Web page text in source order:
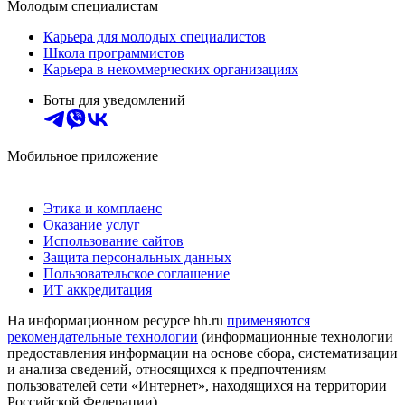
Молодым специалистам
Карьера для молодых специалистов
Школа программистов
Карьера в некоммерческих организациях
Боты для уведомлений
Мобильное приложение
Этика и комплаенс
Оказание услуг
Использование сайтов
Защита персональных данных
Пользовательское соглашение
ИТ аккредитация
На информационном ресурсе hh.ru применяются
рекомендательные технологии (информационные технологии
предоставления информации на основе сбора, систематизации
и анализа сведений, относящихся к предпочтениям
пользователей сети «Интернет», находящихся на территории